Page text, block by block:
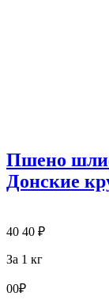
Пшено
Донские
40 40 ₽
За 1 кг
00₽